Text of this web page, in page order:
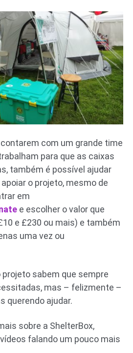
contarem com um grande time
para que as caixas
também é possível ajudar
o projeto, mesmo de
em
e escolher o valor que
e £230 ou mais) e também
uma vez ou
projeto sabem que sempre
mas – felizmente –
querendo ajudar.
sobre a ShelterBox,
falando um pouco mais